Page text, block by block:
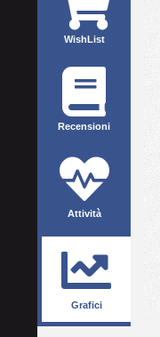
WishList
Recensioni
Attività
Grafici